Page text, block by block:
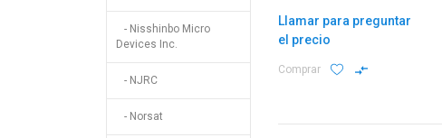
- Nisshinbo Micro
Devices Inc.
- NJRC
- Norsat
Llamar para preguntar
el precio
Comprar